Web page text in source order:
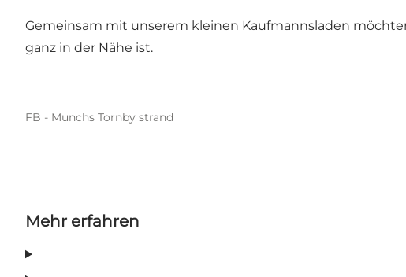
Gemeinsam mit unserem kleinen Kaufmannsladen
ganz in der Nähe ist.
FB - Munchs Tornby strand
Mehr erfahren